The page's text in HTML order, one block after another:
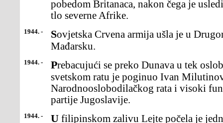
pobedom Britanaca, nakon čega je
tlo severne Afrike.
1944. - Sovjetska Crvena armija ušla je u Drugom svetskom ratu u
Mađarsku.
1944. - Prebacujući se preko Dunava u tek oslobođeni Beograd, u Drugom
svetskom ratu je poginuo Ivan
Narodnooslobodilačkog rata i visoki
partije Jugoslavije.
1944. - U filipinskom zalivu Lejte počela je jedna od najvećih pomorsko-